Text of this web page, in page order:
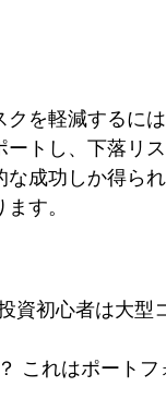
を軽減するに
トし、下落リ
成功しか得ら
す。
初心者は大型
これはポート